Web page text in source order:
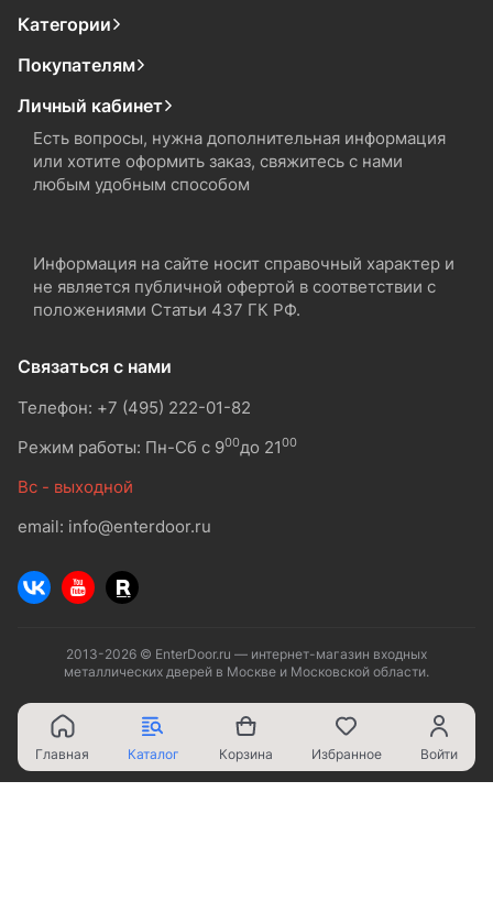
Категории
Покупателям
Личный кабинет
Есть вопросы, нужна дополнительная информация
или хотите оформить заказ, свяжитесь с нами
любым удобным способом
Информация на сайте носит справочный характер и
не является публичной офертой в соответствии с
положениями Статьи 437 ГК РФ.
Связаться с нами
Телефон: +7 (495) 222-01-82
Режим работы: Пн-Сб с 900до 2100
Вс - выходной
email: info@enterdoor.ru
2013-2026 © EnterDoor.ru — интернет-магазин входных
металлических дверей в Москве и Московской области.
Главная Каталог Корзина Избранное Войти